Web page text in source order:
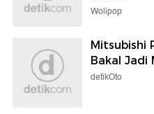
Wolipop
Mitsubishi
Bakal Jadi
detikOto